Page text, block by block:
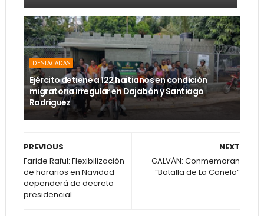
DESTACADAS
Ejército detiene a 122 haitianos en condición
migratoria irregular en Dajabón y Santiago
Rodríguez
NEXT
GALVÁN: Conmemoran
“Batalla de La Canela”
PREVIOUS
Faride Raful: Flexibilización
de horarios en Navidad
dependerá de decreto
presidencial